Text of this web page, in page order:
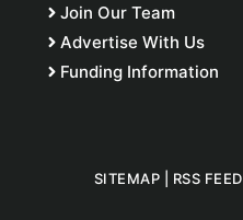
Join Our Team
Advertise With Us
Funding Information
SITEMAP RSS FEED